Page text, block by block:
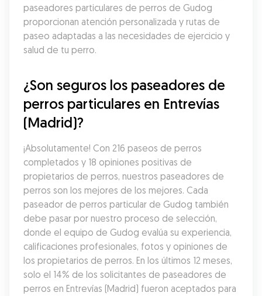
paseadores particulares de perros de Gudog
proporcionan atención personalizada y rutas de
paseo adaptadas a las necesidades de ejercicio y
salud de tu perro.
¿Son seguros los paseadores de
perros particulares en Entrevías
(Madrid)?
¡Absolutamente! Con 216 paseos de perros
completados y 18 opiniones positivas de
propietarios de perros, nuestros paseadores de
perros son los mejores de los mejores. Cada
paseador de perros particular de Gudog también
debe pasar por nuestro proceso de selección,
donde el equipo de Gudog evalúa su experiencia,
calificaciones profesionales, fotos y opiniones de
los propietarios de perros. En los últimos 12 meses,
solo el 14% de los solicitantes de paseadores de
perros en Entrevías (Madrid) fueron aceptados para